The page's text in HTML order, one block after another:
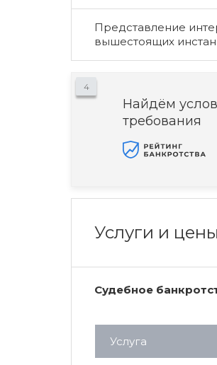
Представление
вышестоящих
4
Найдём
требования
Услуги и цены
Судебное
Услуга